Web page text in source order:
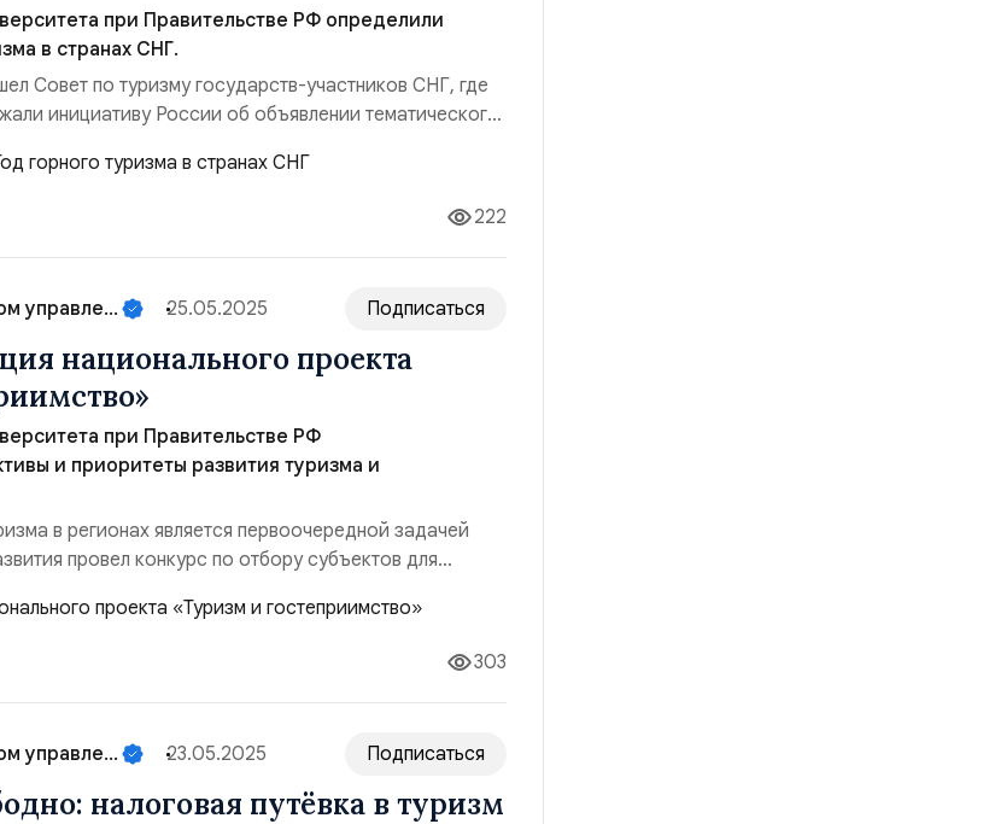
при Правительстве РФ определили
в странах СНГ.
Совет по туризму государств-участников СНГ, где
инициативу России об объявлении тематического
станет первым подобным мероприятием в
на важнейших направлениях
целью проекта ...
222
управле... 25.05.2025 Подписаться
национального проекта
при Правительстве РФ
и приоритеты развития туризма и
в регионах является первоочередной задачей
провел конкурс по отбору субъектов для
на создание туристической инфраструктуры на
проекта «Туризм и гостеприимство». К
в ВВП страны должен уве...
303
управле... 23.05.2025 Подписаться
налоговая путёвка в туризм